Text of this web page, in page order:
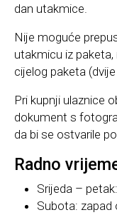
dan utakmice.
Nije moguće
utakmicu iz
cijelog paketa
Pri kupnji ulaznice
dokument s
da bi se ostvarile
Radno
Srijeda –
Subota: zapad